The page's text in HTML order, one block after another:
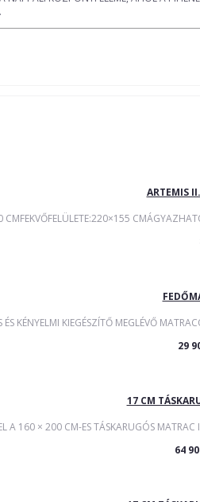
ARTEMIS
CMFEKVŐFELÜLETE:220×155
KÉNYELMI KIEGÉSZÍTŐ MEGLÉVŐ
29
17 CM
160 × 200 CM-ES TÁSKARUGÓS MATRAC
64